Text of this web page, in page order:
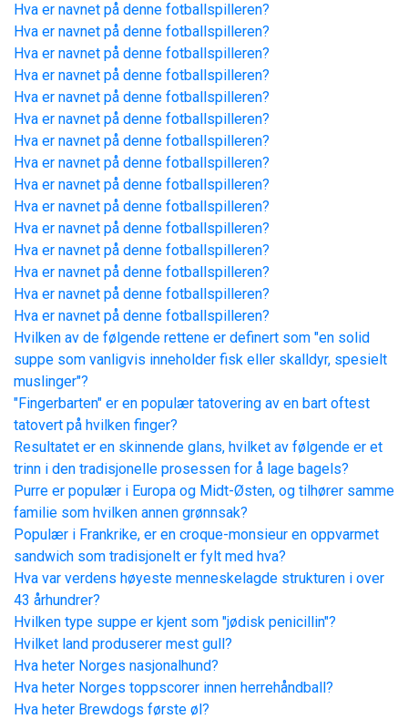
Hva er navnet på denne fotballspilleren?
Hva er navnet på denne fotballspilleren?
Hva er navnet på denne fotballspilleren?
Hva er navnet på denne fotballspilleren?
Hva er navnet på denne fotballspilleren?
Hva er navnet på denne fotballspilleren?
Hva er navnet på denne fotballspilleren?
Hva er navnet på denne fotballspilleren?
Hva er navnet på denne fotballspilleren?
Hva er navnet på denne fotballspilleren?
Hva er navnet på denne fotballspilleren?
Hva er navnet på denne fotballspilleren?
Hva er navnet på denne fotballspilleren?
Hva er navnet på denne fotballspilleren?
Hva er navnet på denne fotballspilleren?
Hvilken av de følgende rettene er definert som "en solid
suppe som vanligvis inneholder fisk eller skalldyr, spesielt
muslinger"?
"Fingerbarten" er en populær tatovering av en bart oftest
tatovert på hvilken finger?
Resultatet er en skinnende glans, hvilket av følgende er et
trinn i den tradisjonelle prosessen for å lage bagels?
Purre er populær i Europa og Midt-Østen, og tilhører samme
familie som hvilken annen grønnsak?
Populær i Frankrike, er en croque-monsieur en oppvarmet
sandwich som tradisjonelt er fylt med hva?
Hva var verdens høyeste menneskelagde strukturen i over
43 århundrer?
Hvilken type suppe er kjent som "jødisk penicillin"?
Hvilket land produserer mest gull?
Hva heter Norges nasjonalhund?
Hva heter Norges toppscorer innen herrehåndball?
Hva heter Brewdogs første øl?